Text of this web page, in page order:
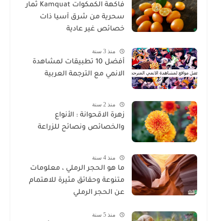
فاكهة الكمكوات Kamquat ثمار
سحرية من شرق آسيا ذات
خصائص غير عادية
منذ 3 سنة
أفضل 10 تطبيقات لمشاهدة
الانمي مع الترجمة العربية
منذ 2 سنة
زهرة الاقحوانة : الأنواع
والخصائص ونصائح للزراعة
منذ 4 سنة
ما هو الحجر الرملي ، معلومات
متنوعة وحقائق مثيرة للاهتمام
عن الحجر الرملي
منذ 5 سنة